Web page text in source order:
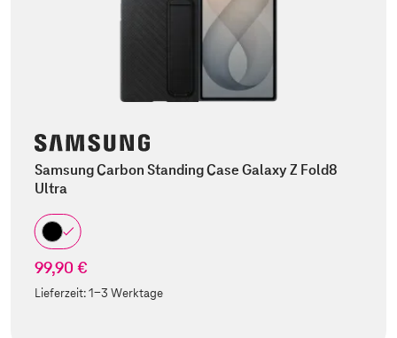
Samsung Carbon Standing Case Galaxy Z Fold8
Ultra
99,90 €
Lieferzeit:1-3 Werktage